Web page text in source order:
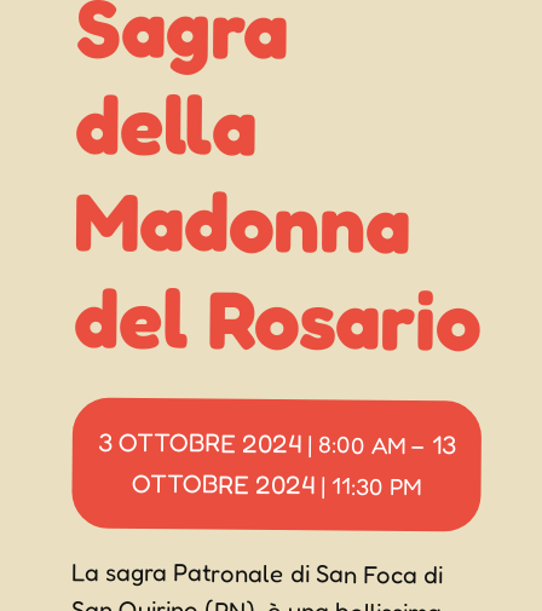
Sagra
della
del Rosario
3 OTTOBRE 2024 | 8:00 AM – 13
OTTOBRE 2024 | 11:30 PM
La sagra Patronale di San Foca di
San Quirino (PN), è una bellissima
festa in cui si mangia da Dio e con
tantissime cose da fare. Qui si
possono mangiare gnocchi con sugo
d’anatra, frico, trippe, formaggio,
grigliata, patate fritte, fagioli con e
senza cipolle, hotdog e panini, in più
quasi ogni sera saranno previste
anche delle cene a tema, come
quella a tema “calamari” o quella a